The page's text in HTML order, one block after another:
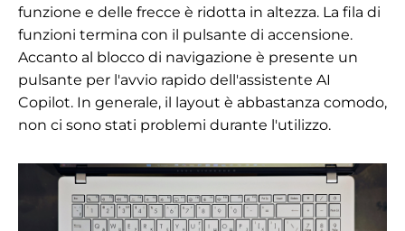
funzione e delle frecce è ridotta in altezza. La fila di
funzioni termina con il pulsante di accensione.
Accanto al blocco di navigazione è presente un
pulsante per l'avvio rapido dell'assistente AI
Copilot. In generale, il layout è abbastanza comodo,
non ci sono stati problemi durante l'utilizzo.